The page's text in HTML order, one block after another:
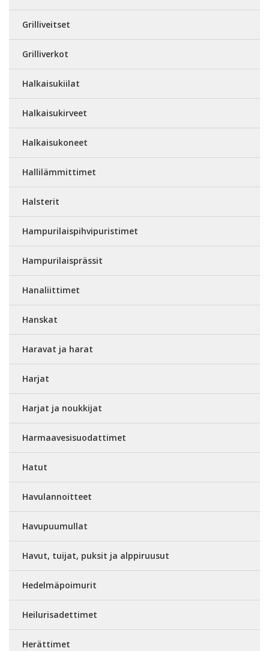
Grilliveitset
Grilliverkot
Halkaisukiilat
Halkaisukirveet
Halkaisukoneet
Hallilämmittimet
Halsterit
Hampurilaispihvipuristimet
Hampurilaisprässit
Hanaliittimet
Hanskat
Haravat ja harat
Harjat
Harjat ja noukkijat
Harmaavesisuodattimet
Hatut
Havulannoitteet
Havupuumullat
Havut, tuijat, puksit ja alppiruusut
Hedelmäpoimurit
Heilurisadettimet
Herättimet